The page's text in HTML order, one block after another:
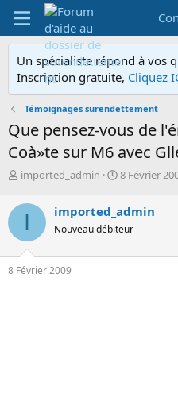
Un spécialiste répond à vos
Inscription gratuite, Cliquez
Témoignages surendettement
Que pensez-vous de
Coà»te sur M6 avec
A
t
u
r
d
e
imported_admin
D
e
d
d
8 Février
I imported_admin
Nouveau débiteur
8 Février 2009